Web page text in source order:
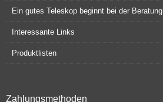
Ein gutes Teleskop beginnt bei der Beratung
Interessante Links
Produktlisten
Zahlungsmethoden